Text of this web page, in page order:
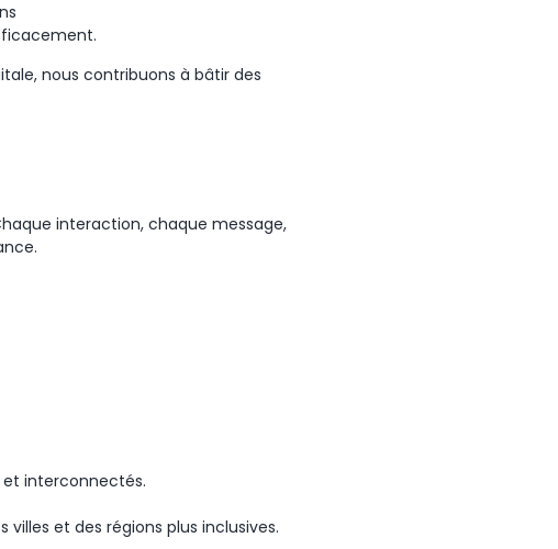
.
nous contribuons à bâtir des
interaction, chaque message,
et interconnectés.
villes et des régions plus inclusives.